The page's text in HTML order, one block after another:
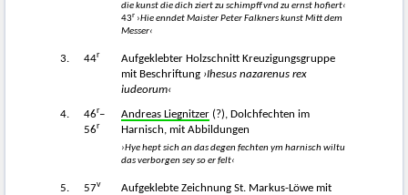
die kunst die dich ziert zu schimpff vnd zu ernst hofiert‹
43r ›Hie enndet Maister Peter Falkners kunst Mitt dem
Messer‹
3. 44r
Aufgeklebter Holzschnitt Kreuzigungsgruppe
mit Beschriftung ›Ihesus nazarenus rex
iudeorum‹
4. 46r–
56r
Andreas Liegnitzer (?), Dolchfechten im
Harnisch, mit Abbildungen
›Hye hept sich an das degen fechten ym harnisch wiltu
das verborgen sey so er felt‹
5. 57v
Aufgeklebte Zeichnung St. Markus-Löwe mit